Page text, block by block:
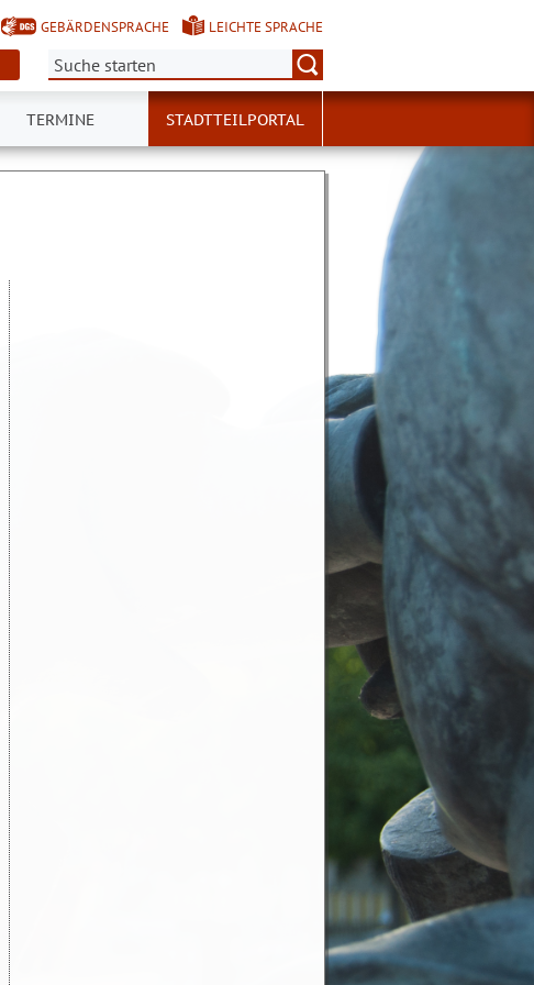
GEBÄRDENSPRACHE LEICHTE SPRACHE
Suche:
TERMINE STADTTEILPORTAL